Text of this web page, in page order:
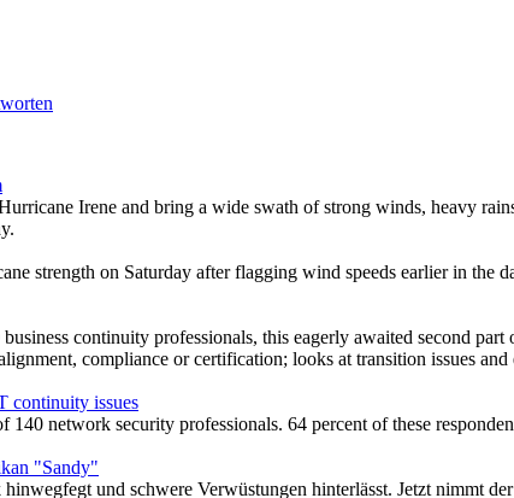
Irene and bring a wide swath of strong winds, heavy
strength on Saturday after flagging wind speeds earlier in the
continuity professionals, this eagerly awaited second part
compliance or certification; looks at transition issues
continuity issues
network security professionals. 64 percent of these
"Sandy"
und schwere Verwüstungen hinterlässt. Jetzt nimmt